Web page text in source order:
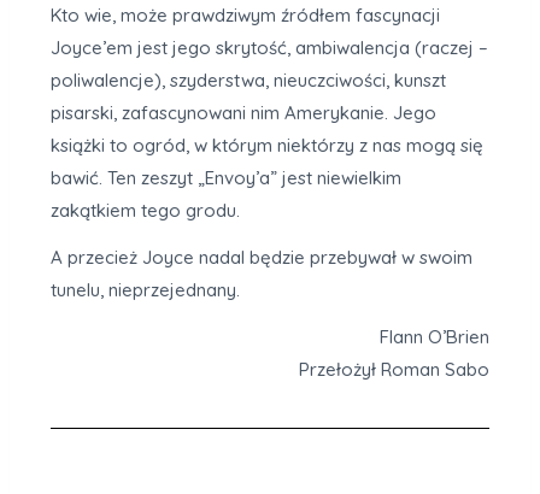
Kto wie, może prawdziwym źródłem fascynacji
Joyce’em jest jego skrytość, ambiwalencja (raczej –
poliwalencje), szyderstwa, nieuczciwości, kunszt
pisarski, zafascynowani nim Amerykanie. Jego
książki to ogród, w którym niektórzy z nas mogą się
bawić. Ten zeszyt „Envoy’a” jest niewielkim
zakątkiem tego grodu.
A przecież Joyce nadal będzie przebywał w swoim
tunelu, nieprzejednany.
Flann O’Brien
Przełożył Roman Sabo